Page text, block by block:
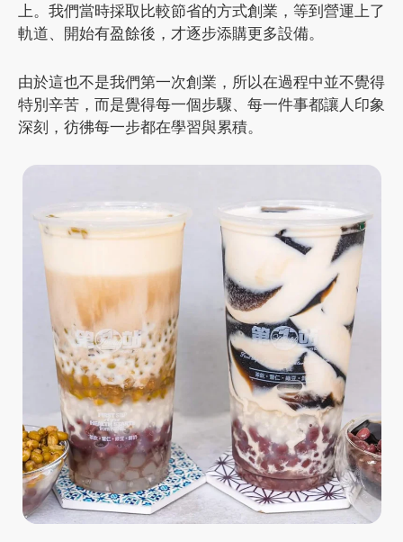
上。我們當時採取比較節省的方式創業，等到營運上了
軌道、開始有盈餘後，才逐步添購更多設備。
由於這也不是我們第一次創業，所以在過程中並不覺得
特別辛苦，而是覺得每一個步驟、每一件事都讓人印象
深刻，彷彿每一步都在學習與累積。